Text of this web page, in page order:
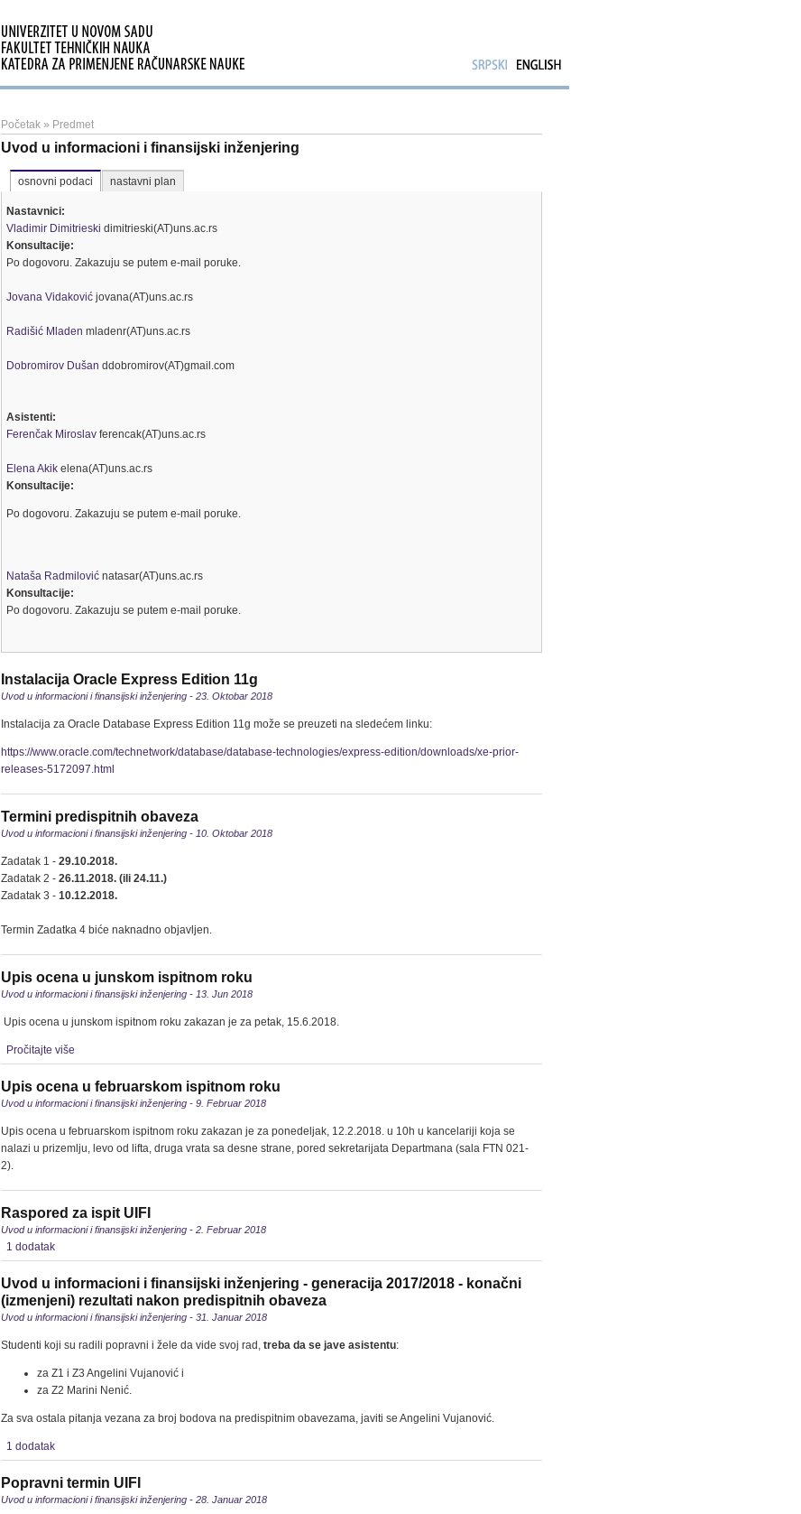
Početak » Predmet
Uvod u informacioni i finansijski inženjering
osnovni podaci nastavni plan
Nastavnici:
Vladimir Dimitrieski dimitrieski(AT)uns.ac.rs
Konsultacije:
Po dogovoru. Zakazuju se putem e-mail poruke.
Jovana Vidaković jovana(AT)uns.ac.rs
Radišić Mladen mladenr(AT)uns.ac.rs
Dobromirov Dušan ddobromirov(AT)gmail.com
Asistenti:
Ferenčak Miroslav ferencak(AT)uns.ac.rs
Elena Akik elena(AT)uns.ac.rs
Konsultacije:
Po dogovoru. Zakazuju se putem e-mail poruke.
Nataša Radmilović natasar(AT)uns.ac.rs
Konsultacije:
Po dogovoru. Zakazuju se putem e-mail poruke.
Instalacija Oracle Express Edition 11g
Uvod u informacioni i finansijski inženjering - 23. Oktobar 2018
Instalacija za Oracle Database Express Edition 11g može se preuzeti na sledećem linku:
https://www.oracle.com/technetwork/database/database-technologies/express-edition/downloads/xe-prior-
releases-5172097.html
Termini predispitnih obaveza
Uvod u informacioni i finansijski inženjering - 10. Oktobar 2018
Zadatak 1 - 29.10.2018.
Zadatak 2 - 26.11.2018. (ili 24.11.)
Zadatak 3 - 10.12.2018.
Termin Zadatka 4 biće naknadno objavljen.
Upis ocena u junskom ispitnom roku
Uvod u informacioni i finansijski inženjering - 13. Jun 2018
Upis ocena u junskom ispitnom roku zakazan je za petak, 15.6.2018.
Pročitajte više
Upis ocena u februarskom ispitnom roku
Uvod u informacioni i finansijski inženjering - 9. Februar 2018
Upis ocena u februarskom ispitnom roku zakazan je za ponedeljak, 12.2.2018. u 10h u kancelariji koja se
nalazi u prizemlju, levo od lifta, druga vrata sa desne strane, pored sekretarijata Departmana (sala FTN 021-
2).
Raspored za ispit UIFI
Uvod u informacioni i finansijski inženjering - 2. Februar 2018
1 dodatak
Uvod u informacioni i finansijski inženjering - generacija 2017/2018 - konačni
(izmenjeni) rezultati nakon predispitnih obaveza
Uvod u informacioni i finansijski inženjering - 31. Januar 2018
Studenti koji su radili popravni i žele da vide svoj rad, treba da se jave asistentu:
za Z1 i Z3 Angelini Vujanović i
za Z2 Marini Nenić.
Za sva ostala pitanja vezana za broj bodova na predispitnim obavezama, javiti se Angelini Vujanović.
1 dodatak
Popravni termin UIFI
Uvod u informacioni i finansijski inženjering - 28. Januar 2018